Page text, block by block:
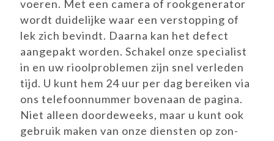
voeren. Met een camera of rookgenerator
wordt duidelijke waar een verstopping of
lek zich bevindt. Daarna kan het defect
aangepakt worden. Schakel onze specialist
in en uw rioolproblemen zijn snel verleden
tijd. U kunt hem 24 uur per dag bereiken via
ons telefoonnummer bovenaan de pagina.
Niet alleen doordeweeks, maar u kunt ook
gebruik maken van onze diensten op zon-